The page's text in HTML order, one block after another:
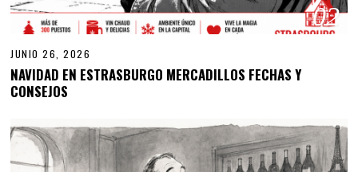
02
JUNIO 26, 2026
NAVIDAD EN ESTRASBURGO MERCADILLOS FECHAS Y
CONSEJOS